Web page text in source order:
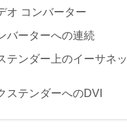
オ コンバーター
バーターへの連続
テンダー上のイーサネッ
ステンダーへのDVI